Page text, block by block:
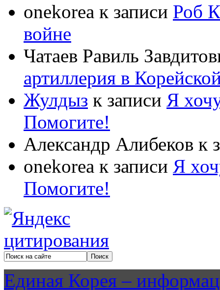
onekorea к записи Роб
войне
Чатаев Равиль
артиллерия в
Жулдыз к записи Я
Помогите!
Александр Алибеков к
onekorea к записи Я
Помогите!
Единая Корея –